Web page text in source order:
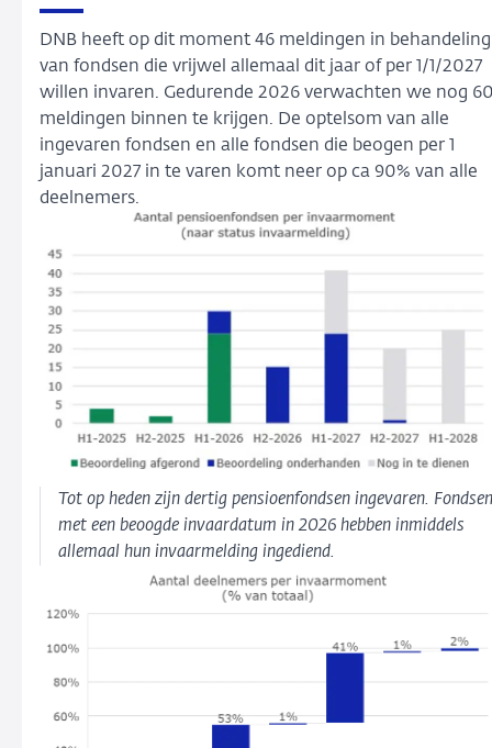
DNB heeft op dit moment 46 meldingen in behandeling
van fondsen die vrijwel allemaal dit jaar of per 1/1/2027
willen invaren. Gedurende 2026 verwachten we nog
meldingen binnen te krijgen. De optelsom van alle
ingevaren fondsen en alle fondsen die beogen per 1
januari 2027 in te varen komt neer op ca 90% van alle
deelnemers.
Tot op heden zijn dertig pensioenfondsen ingevaren. Fondsen
met een beoogde invaardatum in 2026 hebben inmiddels
allemaal hun invaarmelding ingediend.